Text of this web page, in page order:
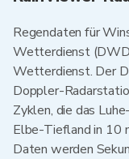
Regendaten für
Wetterdienst
Wetterdienst. Der
Doppler-
Zyklen, die das
Elbe-Tiefland in 10
Daten werden